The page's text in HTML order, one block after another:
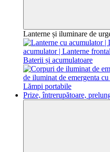
Lanterne și iluminare de
acumulator | Lanterne
Baterii și acumulatoare
de iluminat de emergenta
Lămpi portabile
Prize, întrerupătoare,